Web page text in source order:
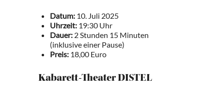
Datum: 10. Juli 2025
Uhrzeit: 19:30 Uhr
Dauer: 2 Stunden 15 Minuten
(inklusive einer Pause)
Preis: 18,00 Euro
Kabarett-Theater DISTEL